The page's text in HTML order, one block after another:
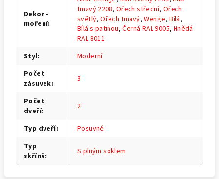
Dekor -
moření:
tmavý 2208, Ořech střední, Ořech
světlý,Ořech tmavý,Wenge,Bílá,
Bílá s patinou,Černá RAL 9005, Hnědá
RAL 8011
Styl:
Moderní
Počet
zásuvek: 3
Počet
dveří: 2
Typ dveří:
Posuvné
Typ
skříně: S plným soklem